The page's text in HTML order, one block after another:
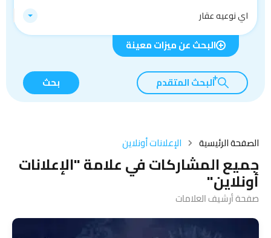
اي نوعيه عقار
البحث عن ميزات معينة
البحث المتقدم بحث
الصفحة الرئيسية الإعلانات أونلاين
جميع المشاركات في علامة "الإعلانات
أونلاين"
صفحة أرشيف العلامات